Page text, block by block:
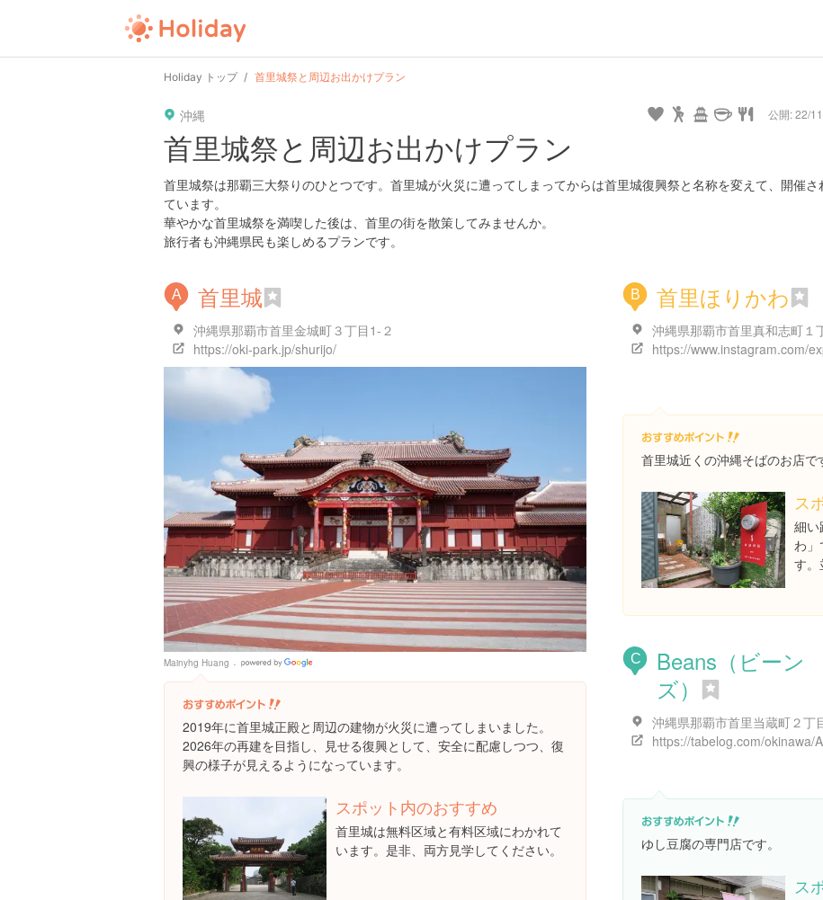
Holiday トップ 首里城祭と周辺お出かけプラン
沖縄 公開: 22/
首里城祭と周辺お出かけプラン
首里城祭は那覇三大祭りのひとつです。首里城が火災に遭ってしまってからは首里城復興祭と名称を変えて、開催さ
ています。
華やかな首里城祭を満喫した後は、首里の街を散策してみませんか。
旅行者も沖縄県民も楽しめるプランです。
A 首里城
沖縄県那覇市首里金城町３丁目1-２
https://oki-park.jp/shurijo/
Mainyhg Huang
Places
2019年に首里城正殿と周辺の建物が火災に遭ってしまいました。
2026年の再建を目指し、見せる復興として、安全に配慮しつつ、復
興の様子が見えるようになっています。
スポット内のおすすめ
首里城は無料区域と有料区域にわかれて
います。是非、両方見学してください。
B 首里ほりかわ
首里城近くの沖縄そばのお店で
ス
細い
わ」
す。
C
Beans（ビーン
ズ）
ゆし豆腐の専門店です。
ス